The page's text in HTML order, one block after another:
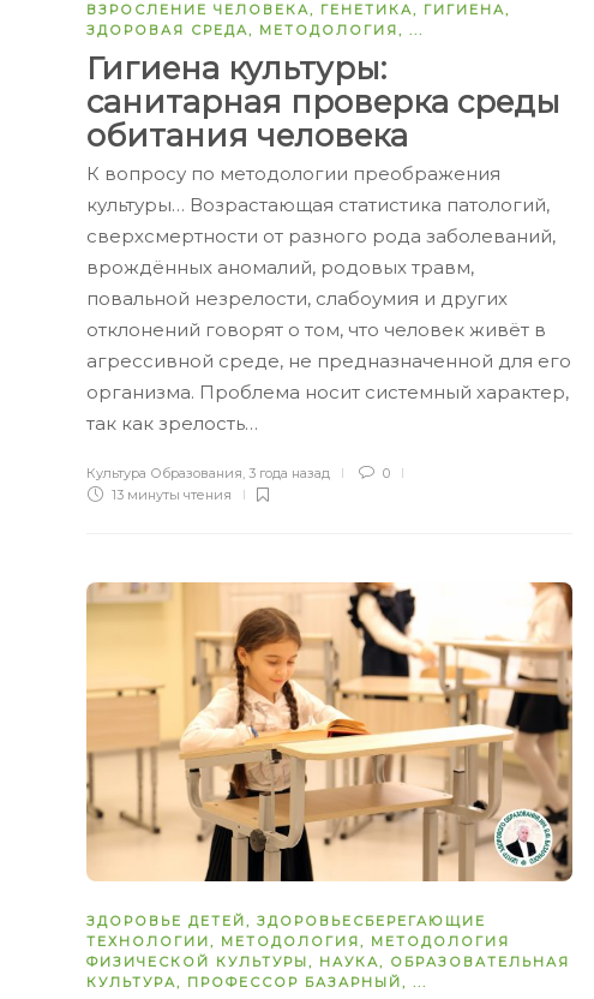
ВЗРОСЛЕНИЕ ЧЕЛОВЕКА, ГЕНЕТИКА, ГИГИЕНА,
ЗДОРОВАЯ СРЕДА, МЕТОДОЛОГИЯ, ...
Гигиена культуры:
санитарная проверка среды
обитания человека
К вопросу по методологии преображения
культуры… Возрастающая статистика патологий,
сверхсмертности от разного рода заболеваний,
врождённых аномалий, родовых травм,
повальной незрелости, слабоумия и других
отклонений говорят о том, что человек живёт в
агрессивной среде, не предназначенной для его
организма. Проблема носит системный характер,
так как зрелость…
Культура Образования, 3 года назад
0
13 минуты чтения
ЗДОРОВЬЕ ДЕТЕЙ, ЗДОРОВЬЕСБЕРЕГАЮЩИЕ
ТЕХНОЛОГИИ, МЕТОДОЛОГИЯ, МЕТОДОЛОГИЯ
ФИЗИЧЕСКОЙ КУЛЬТУРЫ, НАУКА, ОБРАЗОВАТЕЛЬНАЯ
КУЛЬТУРА, ПРОФЕССОР БАЗАРНЫЙ, ...